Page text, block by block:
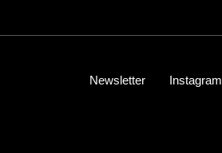
Newsletter Instagram